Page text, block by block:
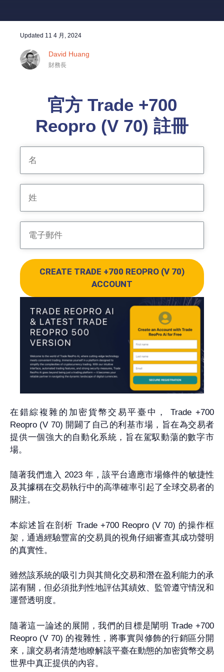
Updated 11 4 月, 2024
David Huang
財務長
官方 Trade +700
Reopro (V 70) 註冊
CREATE TRADE +700 REOPRO (V 70)
ACCOUNT
在錯綜複雜的加密貨幣交易平臺中， Trade +700
Reopro (V 70) 開闢了自己的利基市場，旨在為交易者
提供一個強大的自動化系統，旨在駕馭動蕩的數字市
場。
隨著我們進入 2023 年，該平台適應市場條件的敏捷性
及其據稱在交易執行中的高準確率引起了全球交易者的
關注。
本綜述旨在剖析 Trade +700 Reopro (V 70) 的操作框
架，通過經驗豐富的交易員的視角仔細審查其成功聲明
的真實性。
雖然該系統的吸引力與其簡化交易和潛在盈利能力的承
諾有關，但必須批判性地評估其績效、監管遵守情況和
運營透明度。
隨著這一論述的展開，我們的目標是闡明 Trade +700
Reopro (V 70) 的複雜性，將事實與修飾的行銷區分開
來，讓交易者清楚地瞭解該平臺在動態的加密貨幣交易
世界中真正提供的內容。